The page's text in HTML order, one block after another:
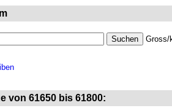
Gross/
von 61650 bis 61800: